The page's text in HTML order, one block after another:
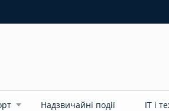
Надзвичайні події ІТ і